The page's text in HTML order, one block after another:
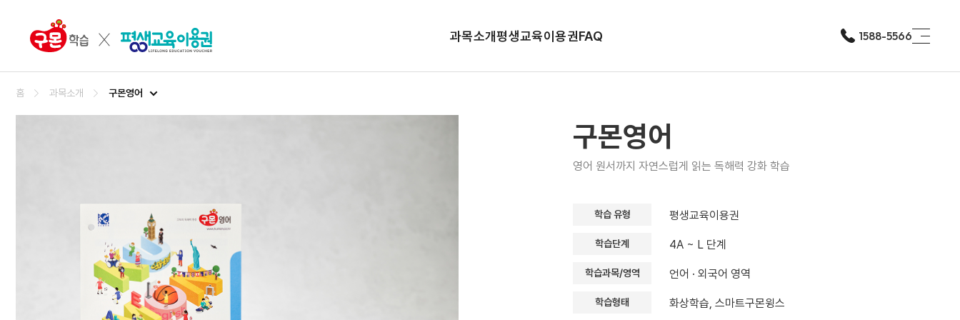
과목소개평생교육이용권FAQ 1588-5566
홈 과목소개 구몬영어
구몬영어
영어 원서까지 자연스럽게 읽는 독해력 강화 학습
학습 유형 평생교육이용권
학습단계 4A ~ L 단계
학습과목/영역 언어 · 외국어 영역
학습형태 화상학습, 스마트구몬윙스